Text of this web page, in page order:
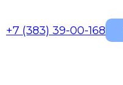
+7 (383) 39-00-168